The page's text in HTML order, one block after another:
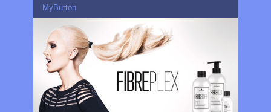
MyButton